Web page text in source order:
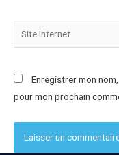
Enregistrer mon
pour mon prochain